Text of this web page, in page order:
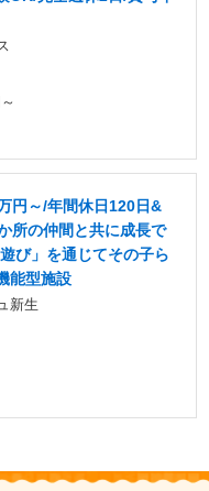
円～/年間休日120日&
所の仲間と共に成長で
び」を通じてその子ら
能型施設
新生